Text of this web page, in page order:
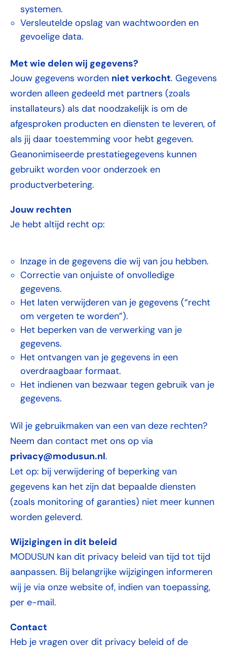
systemen.
Versleutelde opslag van wachtwoorden en
gevoelige data.
Met wie delen wij gegevens?
Jouw gegevens worden niet verkocht. Gegevens
worden alleen gedeeld met partners (zoals
installateurs) als dat noodzakelijk is om de
afgesproken producten en diensten te leveren, of
als jij daar toestemming voor hebt gegeven.
Geanonimiseerde prestatiegegevens kunnen
gebruikt worden voor onderzoek en
productverbetering.
Jouw rechten
Je hebt altijd recht op:
Inzage in de gegevens die wij van jou hebben.
Correctie van onjuiste of onvolledige
gegevens.
Het laten verwijderen van je gegevens (“recht
om vergeten te worden”).
Het beperken van de verwerking van je
gegevens.
Het ontvangen van je gegevens in een
overdraagbaar formaat.
Het indienen van bezwaar tegen gebruik van je
gegevens.
Wil je gebruikmaken van een van deze rechten?
Neem dan contact met ons op via
privacy@modusun.nl.
Let op: bij verwijdering of beperking van
gegevens kan het zijn dat bepaalde diensten
(zoals monitoring of garanties) niet meer kunnen
worden geleverd.
Wijzigingen in dit beleid
MODUSUN kan dit privacy beleid van tijd tot tijd
aanpassen. Bij belangrijke wijzigingen informeren
wij je via onze website of, indien van toepassing,
per e-mail.
Contact
Heb je vragen over dit privacy beleid of de